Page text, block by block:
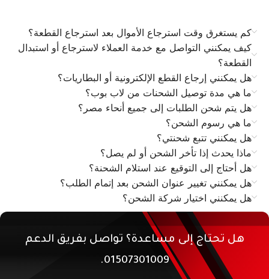
كم يستغرق وقت استرجاع الأموال بعد استرجاع القطعة؟
كيف يمكنني التواصل مع خدمة العملاء لاسترجاع أو استبدال
القطعة؟
هل يمكنني إرجاع القطع الإلكترونية أو البطاريات؟
ما هي مدة توصيل الشحنات من لاب بوب؟
هل يتم شحن الطلبات إلى جميع أنحاء مصر؟
ما هي رسوم الشحن؟
هل يمكنني تتبع شحنتي؟
ماذا يحدث إذا تأخر الشحن أو لم يصل؟
هل أحتاج إلى التوقيع عند استلام الشحنة؟
هل يمكنني تغيير عنوان الشحن بعد إتمام الطلب؟
هل يمكنني اختيار شركة الشحن؟
هل تحتاج إلى مساعدة؟ تواصل بفريق الدعم
01507301009.